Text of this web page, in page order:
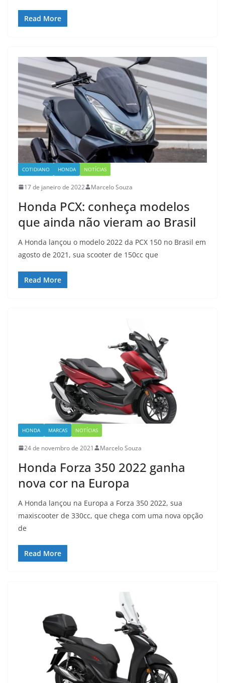
Read More
COTIDIANO HONDA NOTÍCIAS
17 de janeiro de 2022 Marcelo Souza
Honda PCX: conheça modelos
que ainda não vieram ao Brasil
A Honda lançou o modelo 2022 da PCX 150 no Brasil em
agosto de 2021, sua scooter de 150cc que
Read More
HONDA MARCAS NOTÍCIAS
24 de novembro de 2021 Marcelo Souza
Honda Forza 350 2022 ganha
nova cor na Europa
A Honda lançou na Europa a Forza 350 2022, sua
maxiscooter de 330cc, que chega com uma nova opção
de
Read More